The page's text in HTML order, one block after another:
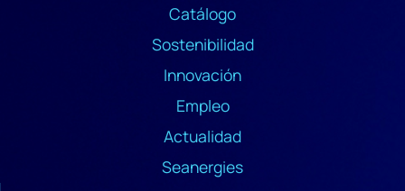
Catálogo
Sostenibilidad
Innovación
Empleo
Actualidad
Seanergies